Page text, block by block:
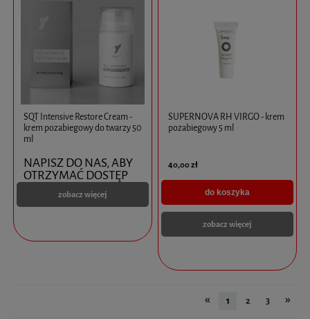
SQT Intensive Restore Cream -
krem pozabiegowy do twarzy 50
ml
NAPISZ DO NAS, ABY
OTRZYMAĆ DOSTĘP
zobacz więcej
SUPERNOVA RH VIRGO - krem
pozabiegowy 5 ml
40,00 zł
do koszyka
zobacz więcej
« 1 2 3 »